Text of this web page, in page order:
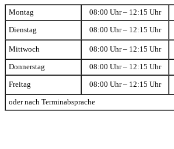
Montag 08:00 Uhr – 12:15 Uhr
Dienstag 08:00 Uhr – 12:15 Uhr
Mittwoch 08:00 Uhr – 12:15 Uhr
Donnerstag 08:00 Uhr – 12:15 Uhr
Freitag 08:00 Uhr – 12:15 Uhr
oder nach Terminabsprache